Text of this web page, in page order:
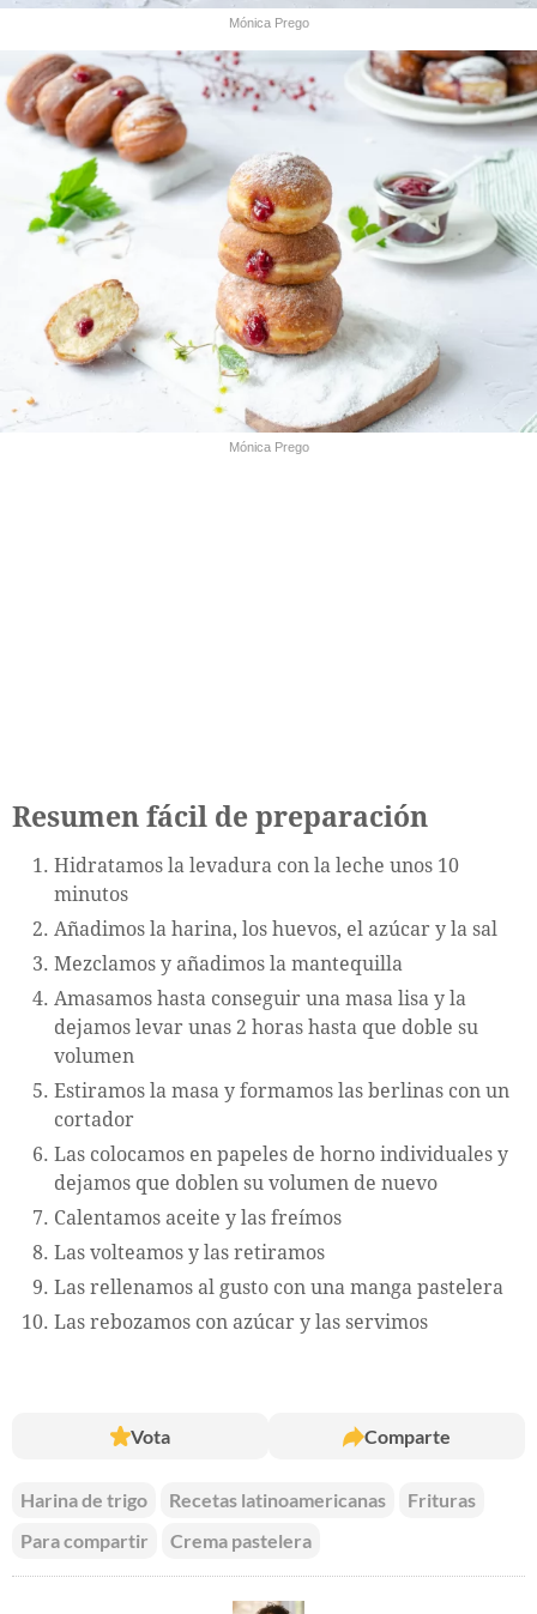
Mónica Prego
Mónica Prego
Resumen fácil de preparación
Hidratamos la levadura con la leche unos 10
minutos
Añadimos la harina, los huevos, el azúcar y la sal
Mezclamos y añadimos la mantequilla
Amasamos hasta conseguir una masa lisa y la
dejamos levar unas 2 horas hasta que doble su
volumen
Estiramos la masa y formamos las berlinas con un
cortador
Las colocamos en papeles de horno individuales y
dejamos que doblen su volumen de nuevo
Calentamos aceite y las freímos
Las volteamos y las retiramos
Las rellenamos al gusto con una manga pastelera
Las rebozamos con azúcar y las servimos
Vota Comparte
Harina de trigo Recetas latinoamericanas
Frituras
Para compartir
Crema pastelera